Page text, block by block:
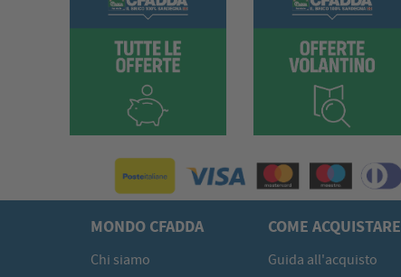
MONDO CFADDA
Chi siamo
COME ACQUISTARE
Guida all'acquisto